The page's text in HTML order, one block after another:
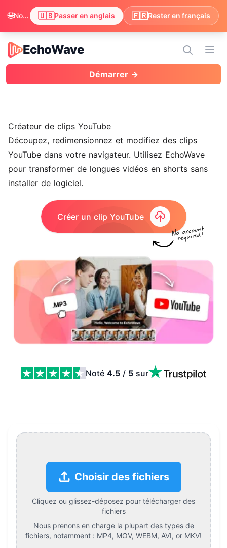
EchoWave
EchoWave
Démarrer →
Créateur de clips YouTube
Découpez, redimensionnez et modifiez des clips
YouTube dans votre navigateur. Utilisez EchoWave
pour transformer de longues vidéos en shorts sans
installer de logiciel.
Créer un clip YouTube
Noté 4.5 / 5 sur
Choisir des fichiers
Cliquez ou glissez-déposez pour télécharger des
fichiers
Nous prenons en charge la plupart des types de
fichiers, notamment : MP4, MOV, WEBM, AVI, or MKV!
🌐 Nous avons remarqué que votre navigateur préfère anglais. Passer pour profiter du contenu en anglais ? 🇺🇸Passer en anglais 🇫🇷Rester en français